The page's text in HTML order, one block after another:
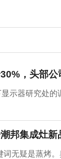
，头部
示器研究处
邦集成灶新
无疑是蒸烤